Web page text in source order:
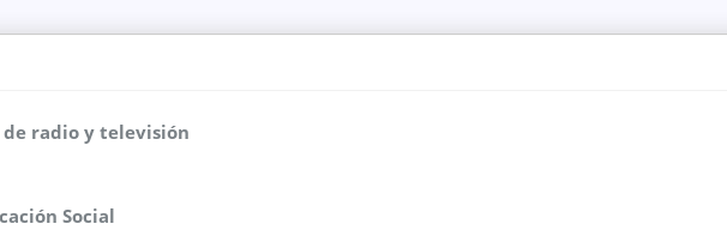
de radio y televisión
Social